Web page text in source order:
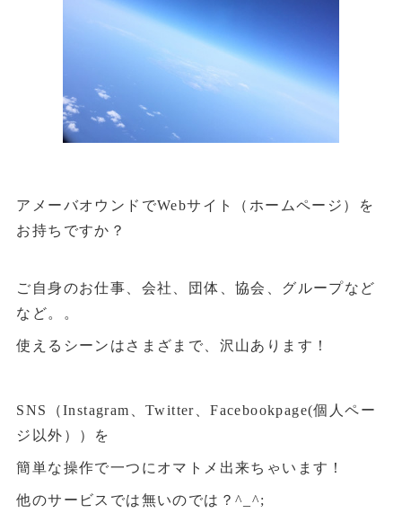
アメーバオウンドでWebサイト（ホームページ）を
お持ちですか？
ご自身のお仕事、会社、団体、協会、グループなど
など。。
使えるシーンはさまざまで、沢山あります！
SNS（Instagram、Twitter、Facebookpage(個人ペー
ジ以外））を
簡単な操作で一つにオマトメ出来ちゃいます！
他のサービスでは無いのでは？^_^;